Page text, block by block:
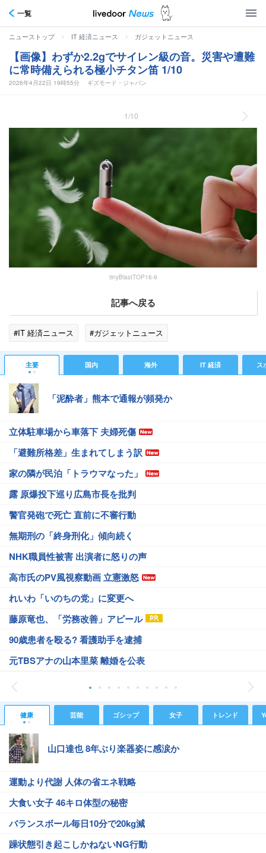
一覧
ニューストップ > IT 経済ニュース > ガジェットニュース
【画像】わずか2.2gでサイレン級の音。災害や遭難
に常時備えられる極小チタン笛 1/10
2026年4月22日 19時55分 ギズモード・ジャパン
1/10
tinyBlastTOP16-9
記事へ戻る
#IT 経済ニュース #ガジェットニュース
主要 国内 海外 IT 経済 ス
「泥酔者」熊本で通報が頻発か
立体駐車場から車落下 夫婦死傷
「避難所格差」生まれてしまう訳
家の隣が民泊「トラウマなった」
露 原爆投下巡り広島市長を批判
警官発砲で死亡 直前に不審行動
無期刑の「終身刑化」傾向続く
NHK職員性被害 出演者に怒りの声
高市氏のPV風視察動画 立憲激怒
れいわ「いのちの党」に変更へ
藤原竜也、「労務改善」アピール
90歳患者を殴る? 看護助手を逮捕
元TBSアナの山本里菜 離婚を公表
健康 芸能 ゴシップ 女子 トレンド
山口達也 8年ぶり楽器姿に感涙か
運動より代謝 人体の省エネ戦略
大食い女子 46キロ体型の秘密
バランスボール毎日10分で20kg減
躁状態引き起こしかねないNG行動